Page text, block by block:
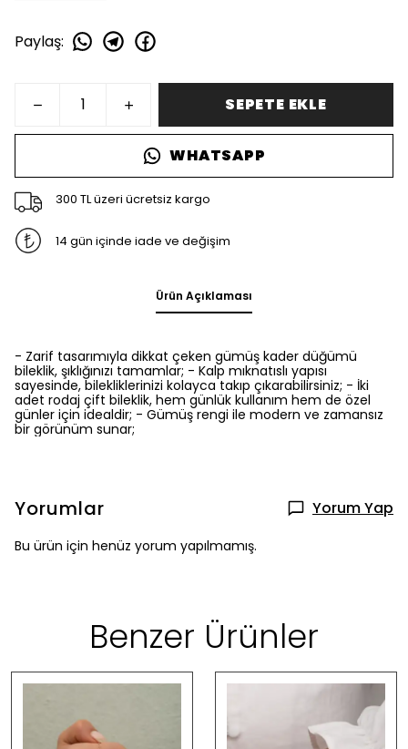
Paylaş:
SEPETE EKLE
WHATSAPP
300 TL üzeri ücretsiz kargo
14 gün içinde iade ve değişim
Ürün Açıklaması
- Zarif tasarımıyla dikkat çeken gümüş kader düğümü
bileklik, şıklığınızı tamamlar; - Kalp mıknatıslı yapısı
sayesinde, bilekliklerinizi kolayca takıp çıkarabilirsiniz; - İki
adet rodaj çift bileklik, hem günlük kullanım hem de özel
günler için idealdir; - Gümüş rengi ile modern ve zamansız
bir görünüm sunar;
Yorumlar Yorum Yap
Bu ürün için henüz yorum yapılmamış.
Benzer Ürünler